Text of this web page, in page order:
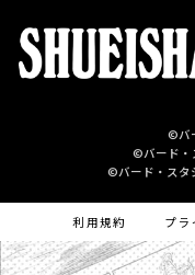
©バ
©バード・
©バード・スタ
利用規約 プラ